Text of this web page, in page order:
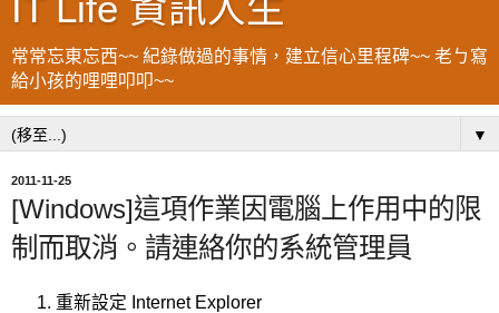
IT Life 資訊人生
常常忘東忘西~~ 紀錄做過的事情，建立信心里程碑~~ 老ㄅ寫
給小孩的哩哩叩叩~~
▼
2011-11-25
[Windows]這項作業因電腦上作用中的限
制而取消。請連絡你的系統管理員
重新設定 Internet Explorer